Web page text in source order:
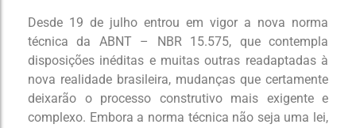
Conteúdos Gratuitos
Baixe e-books e guias práticos que solucionam
desafios do setor e geram resultados rápidos.
Manual
Consulte manuais detalhados por módulo e
resolva dúvidas de uso em poucos cliques.
Conteúdos Gratuitos
Baixe e-books e guias práticos que solucionam
desafios do setor e geram resultados rápidos.
Manual
Consulte manuais detalhados por módulo e
resolva dúvidas de uso em poucos cliques.
Desde 19 de julho entrou em vigor a nova norma
técnica da ABNT – NBR 15.575, que contempla
disposições inéditas e muitas outras readaptadas à
nova realidade brasileira, mudanças que certamente
deixarão o processo construtivo mais exigente e
complexo. Embora a norma técnica não seja uma lei,